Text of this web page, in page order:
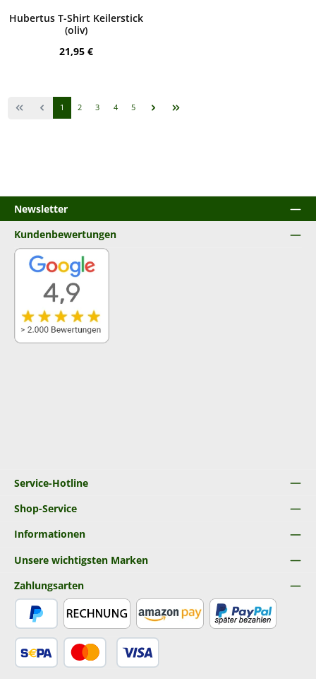
Hubertus T-Shirt Keilerstick
(oliv)
Regulärer Preis:
21,95 €
Seite
1 Seite
2 Seite
3 Seite
4 Seite
5
Newsletter
Service-Hotline
Shop-Service
Informationen
Unsere wichtigsten Marken
Kundenbewertungen
Zahlungsarten